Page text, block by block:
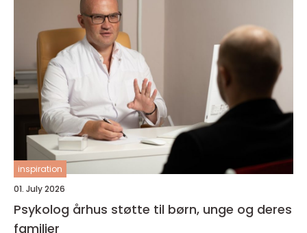
inspiration
01. July 2026
Psykolog århus støtte til børn, unge og deres
familier